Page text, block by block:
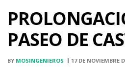
PASEO DE
BY MOSINGENIEROS 17 DE NOVIEMBRE